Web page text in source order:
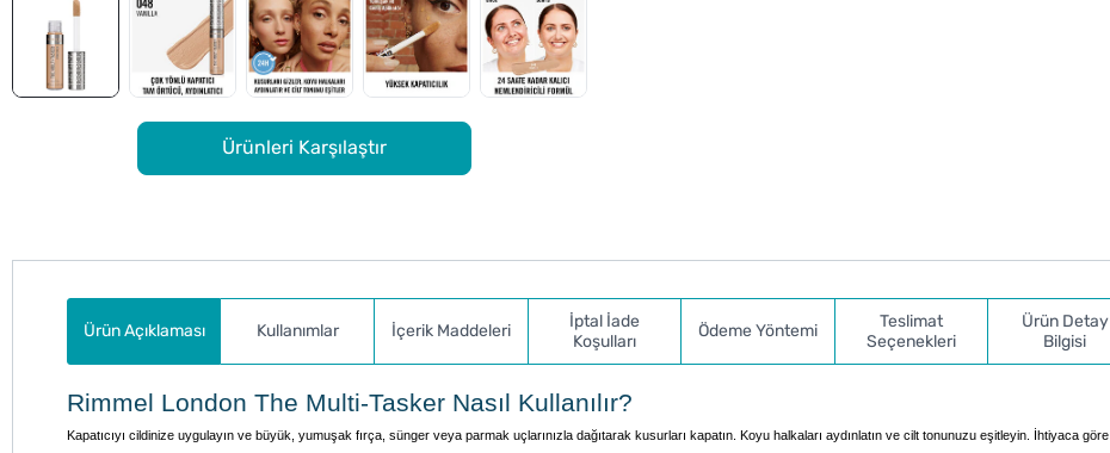
Ürünleri Karşılaştır
Ürün Açıklaması Kullanımlar İçerik Maddeleri
İptal İade
Koşulları
Ödeme Yöntemi
Teslimat
Seçenekleri
Ürün Detay
Bilgisi
Rimmel London The Multi-Tasker Nasıl Kullanılır?
Kapatıcıyı cildinize uygulayın ve büyük, yumuşak fırça, sünger veya parmak uçlarınızla dağıtarak kusurları kapatın. Koyu halkaları aydınlatın ve cilt tonunuzu eşitleyin. İhtiyaca göre